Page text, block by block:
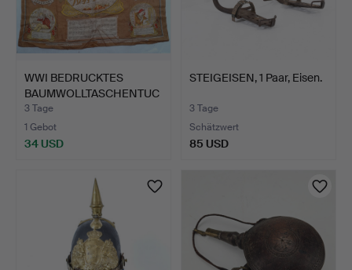
WWI BEDRUCKTES
BAUMWOLLTASCHENTUC
H MIT DRU…
3 Tage
1 Gebot
34 USD
STEIGEISEN, 1 Paar, Eisen.
3 Tage
Schätzwert
85 USD